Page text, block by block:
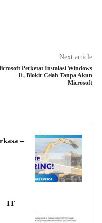
Next article
Perketat Instalasi Windows
11, Blokir Celah Tanpa Akun
Microsoft
–
– IT